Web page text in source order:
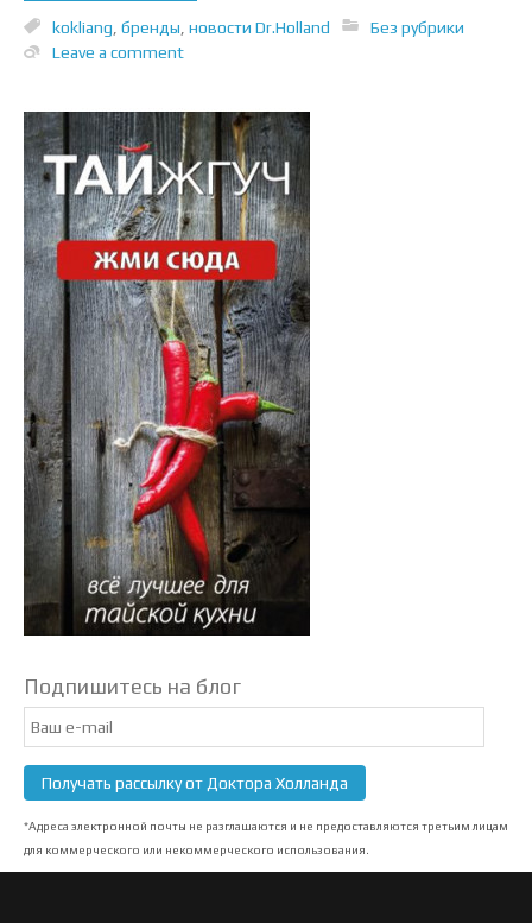
kokliang бренды новости Dr.Holland
Без рубрики
Leave a comment
Подпишитесь на блог
Получать рассылку от Доктора Холланда
*Адреса электронной почты не разглашаются и не предоставляются третьим лицам
для коммерческого или некоммерческого использования.